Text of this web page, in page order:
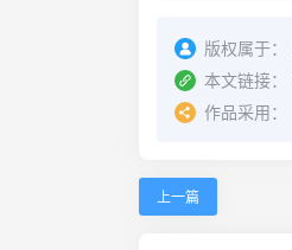
版权属于：
本文链接：
作品采用：
上一篇